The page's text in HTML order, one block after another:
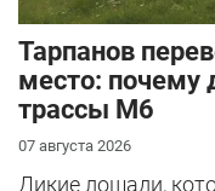
Тарпанов
место: почему
трассы М6
07 августа 2026
Дикие лошади,